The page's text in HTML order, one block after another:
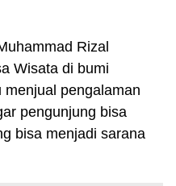
Rizal
Wisata di bumi
pengalaman
pengunjung bisa
bisa menjadi sarana